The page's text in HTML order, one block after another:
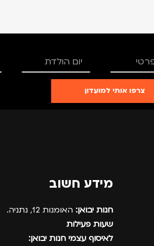
צרפו אותי למועדון
מידע חשוב
חנות יבואן: האומנות 12, נתניה.
שעות פעילות
לאיסוף עצמי חנות יבואן: